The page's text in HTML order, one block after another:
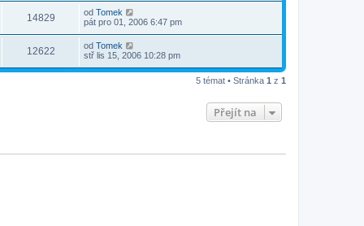
14829 od Tomek
pát pro 01, 2006 6:47 pm
12622 od Tomek
stř lis 15, 2006 10:28 pm
5 témat • Stránka 1 z 1
Přejít na